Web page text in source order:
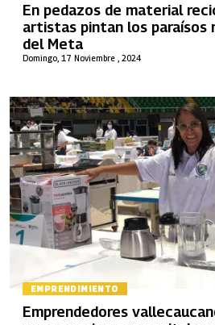
Domingo, 17 Noviembre , 2024
En pedazos de material
artistas pintan los paraísos
del Meta
EMPRENDIMIENTO
Emprendedores